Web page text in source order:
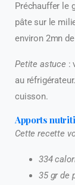
Préchauffer le
pâte sur le
environ 2mn
Petite astuce :
au
cuisson.
Apports
Cette recette
334
35 gr de